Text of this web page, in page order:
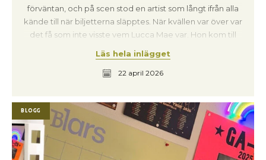
förväntan, och på scen stod en artist som långt ifrån alla
kände till när biljetterna släpptes. När kvällen var över var
det få som inte visste vem Lucca Mae var. Hon kom till
Kristianstad via Camden i London – ett av Europas mest
pulserande musikområden just nu – och landade mitt i
Lilla Salen. Redan innan första tonen fanns det där i
låg, krypande elektricitet. Samtal som ebbar ut. Glas
som ställs ner. Ett sorl som förändras. Det var varmt,
vemodigt och samtidigt laddat. Publiken stod tätt,
lyssnade nära, och någonstans där uppstod en
gemensam känsla: det här är inte en vanlig kväll. Att
Läs hela inlägget
22 april 2026
Blogg